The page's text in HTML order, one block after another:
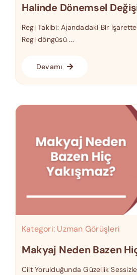
Halinde Dönemsel
Regl Takibi: Ajandadaki Bir
Regl döngüsü ...
Devamı
Kategori: Uzman Görüşleri
Makyaj Neden Bazen
Cilt Yorulduğunda Güzellik